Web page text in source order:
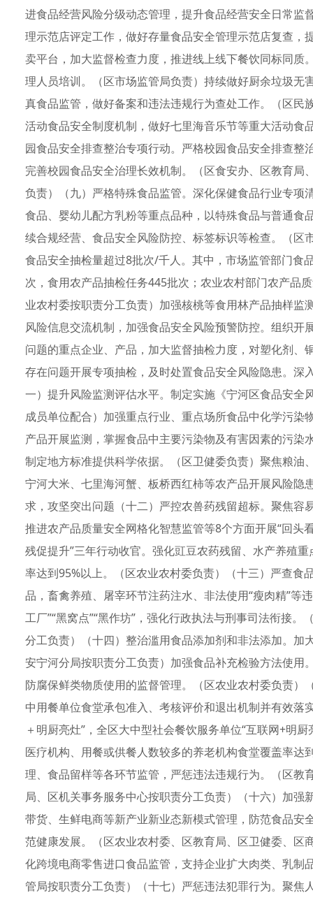
进食品经营风险分级动态管理，提升食品经营安全日常
理示范店评定工作，做好存量食品安全管理示范店复查，
卖平台，加大监督检查力度，推进线上线下餐饮同标同质
理人员培训。（区市场监管局负责）持续做好厨余垃圾
真食品监管，做好备案和违法违规行为查处工作。（区
活动食品安全制度机制，做好七里海音乐节等重大活动
园食品安全排查整治专项行动。严格校园食品安全排查
完善校园食品安全治理长效机制。（区食安办、区教育
负责）（九）严格特殊食品监管。深化保健食品行业专
食品、婴幼儿配方乳粉等重点品种，以特殊食品与普通
续合规经营、食品安全风险防控、标签标识等检查。（
食品安全抽检量超过8批次/千人。其中，市场监管部门食
次，食用农产品抽检任务445批次；农业农村部门农产品
业农村委按职责分工负责）加强核桃等食用林产品抽样
风险信息交流机制，加强食品安全风险预警防控。组织
问题的重点企业、产品，加大监督抽检力度，对塑化剂
存在问题开展专项抽检，及时处置食品安全风险隐患。深
一）提升风险监测评估水平。制定实施《宁河区食品安
成员单位配合）加强重点行业、重点场所食品中化学污
产品开展监测，掌握食品中主要污染物及有害因素的污
制定地方标准提供科学依据。（区卫健委负责）聚焦粮
宁河大米、七里海河蟹、板桥西红柿等农产品开展风险
求，攻坚突出问题（十二）严控农兽药残留超标。聚焦
推进农产品质量安全网格化智慧监管等8个方面开展“回头
残促提升”三年行动收官。强化豇豆农药残留、水产养殖
率达到95%以上。（区农业农村委负责）（十三）严查食
品，畜禽养殖、屠宰环节注药注水、非法使用“瘦肉精”等
工厂”“黑窝点”“黑作坊”，强化行政执法与刑事司法衔接
分工负责）（十四）整治滥用食品添加剂和非法添加。加
安宁河分局按职责分工负责）加强食品补充检验方法使用
防腐保鲜类物质使用的监督管理。（区农业农村委负责
中用餐单位食堂承包准入、考核评价和退出机制并有效
＋明厨亮灶”，全区大中型社会餐饮服务单位“互联网+明
医疗机构、用餐或供餐人数较多的养老机构食堂覆盖率
理、食品留样等各环节监管，严惩违法违规行为。（区
局、区机关事务服务中心按职责分工负责）（十六）加
带货、生鲜电商等新产业新业态新模式管理，防范食品
范健康发展。（区农业农村委、区教育局、区卫健委、
化跨境电商零售进口食品监管，支持企业扩大肉类、乳
管局按职责分工负责）（十七）严惩违法犯罪行为。聚